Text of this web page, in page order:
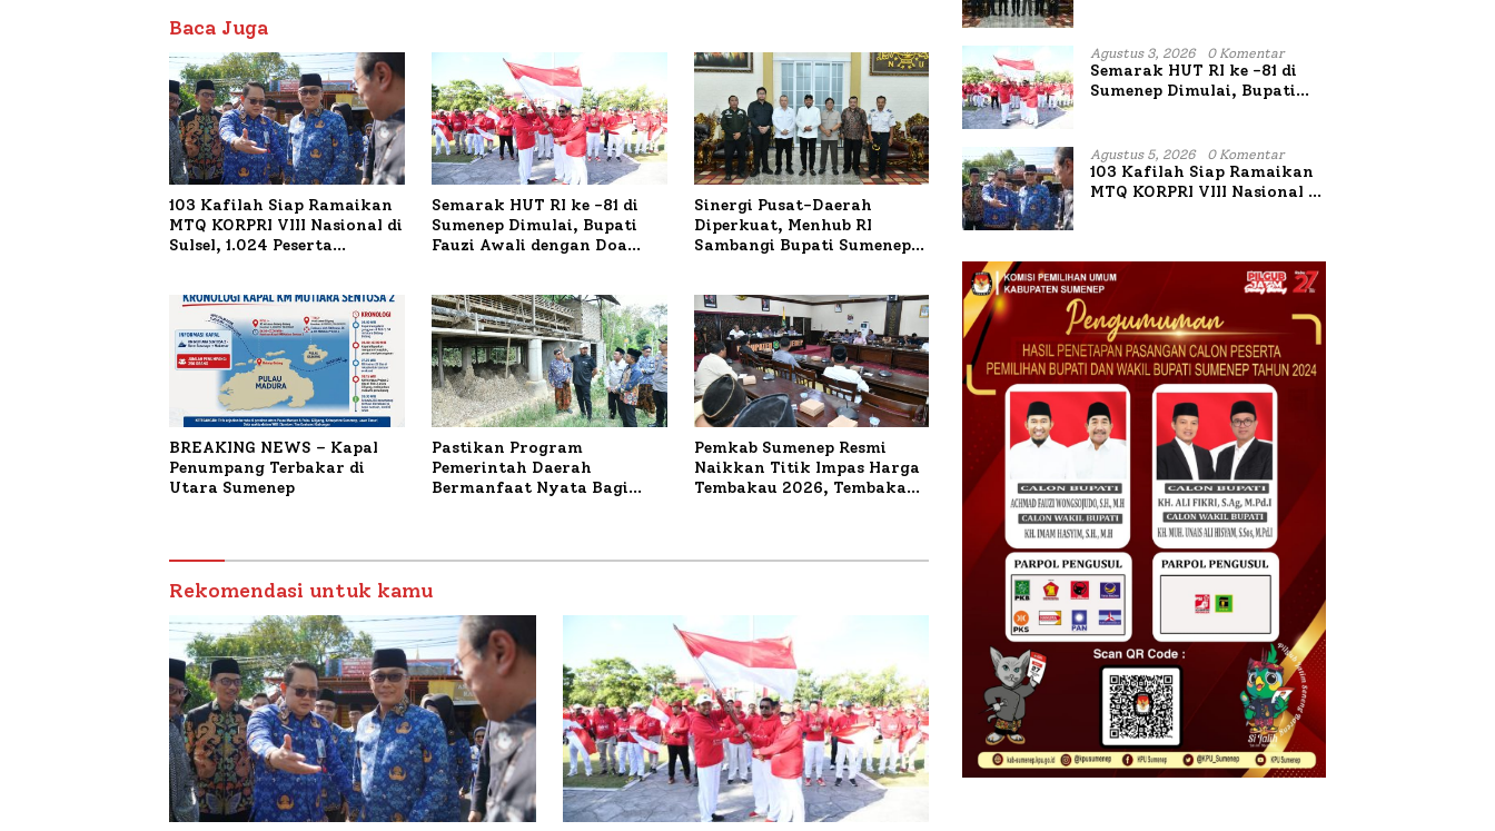
Baca Juga
103 Kafilah Siap Ramaikan
MTQ KORPRI VIII Nasional di
Sulsel, 1.024 Peserta
Semarak HUT RI ke -81 di
Sumenep Dimulai, Bupati
Fauzi Awali dengan Doa
Sinergi Pusat-Daerah
Diperkuat, Menhub RI
Sambangi Bupati Sumenep
BREAKING NEWS – Kapal
Penumpang Terbakar di
Utara Sumenep
Pastikan Program
Pemerintah Daerah
Bermanfaat Nyata Bagi
Petelur di Desa Bataal Timur
Pemkab Sumenep Resmi
Naikkan Titik Impas Harga
Tembakau 2026, Tembakau
Rekomendasi untuk kamu
Mutiara Sentosa II
Agustus 3, 2026 0 Komentar
Semarak HUT RI ke -81 di
Sumenep Dimulai, Bupati
Terbakar
Agustus 5, 2026 0 Komentar
103 Kafilah Siap Ramaikan
MTQ KORPRI VIII Nasional di